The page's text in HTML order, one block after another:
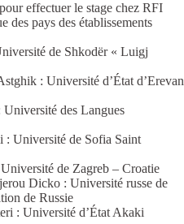
effectuer le stage chez RFI
des pays des établissements
de Shkodër « Luigj
: Université d’État d’Erevan
des Langues
Université de Sofia Saint
de Zagreb – Croatie
Dicko : Université russe de
de Russie
: Université d’État Akaki